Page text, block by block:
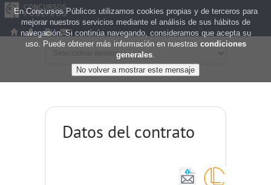
Datos del contrato
En Concursos Públicos utilizamos cookies propias y de terceros para
mejorar nuestros servicios mediante el análisis de sus hábitos de
navegación. Si continúa navegando, consideramos que acepta su
uso. Puede obtener más información en nuestras condiciones
generales.